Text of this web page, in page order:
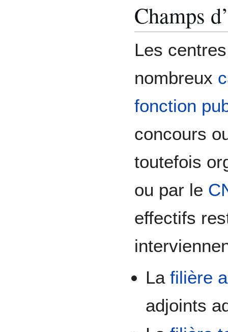
Champs
Les
nombreux
fonction
concours
toutefois
ou par le
effectifs
Lafilière
adjoints